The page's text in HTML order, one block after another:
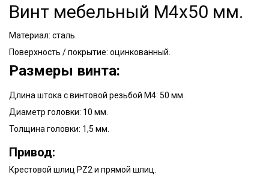
Винт мебельный M4х50 мм.
Материал: сталь.
Поверхность / покрытие: оцинкованный.
Размеры винта:
Длина штока с винтовой резьбой М4: 50 мм.
Диаметр головки: 10 мм.
Толщина головки: 1,5 мм.
Привод:
Крестовой шлиц PZ2 и прямой шлиц.